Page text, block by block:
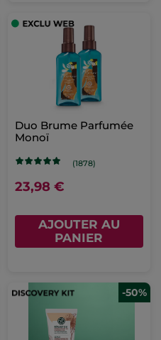
Duo Brume Parfumée
Monoï
(1878)
23,98 €
AJOUTER AU
PANIER
-50%